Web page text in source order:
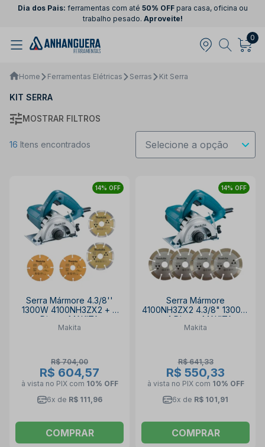
Dia dos Pais: ferramentas com até 50% OFFpara casa, oficina ou
trabalho pesado. Aproveite!
0
Home Ferramentas Elétricas Serras Kit Serra
KIT SERRA
MOSTRAR FILTROS
16 Itens encontrados
14% OFF
Serra Mármore 4.3/8''
1300W 4100NH3ZX2 + 4
Discos MAKITA
Makita
R$ 704,00
R$ 604,57
à vista no PIX com 10% OFF
6x de R$ 111,96
COMPRAR
14% OFF
Serra Mármore
4100NH3ZX2 4.3/8" 1300W
+ 4 Discos MAKITA
Makita
R$ 641,33
R$ 550,33
à vista no PIX com 10% OFF
6x de R$ 101,91
COMPRAR